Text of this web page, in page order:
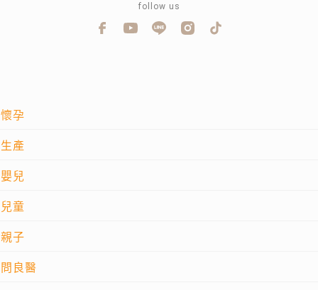
懷孕
生產
嬰兒
兒童
親子
問良醫
follow us